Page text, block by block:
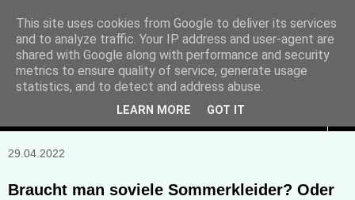
Manuela Sonntag
Bücher, Blogs & mehr
29.04.2022
Braucht man soviele Sommerkleider? Oder
This site uses cookies from Google to deliver its services
and to analyze traffic. Your IP address and user-agent are
shared with Google along with performance and security
metrics to ensure quality of service, generate usage
statistics, and to detect and address abuse.
LEARN MORE GOT IT